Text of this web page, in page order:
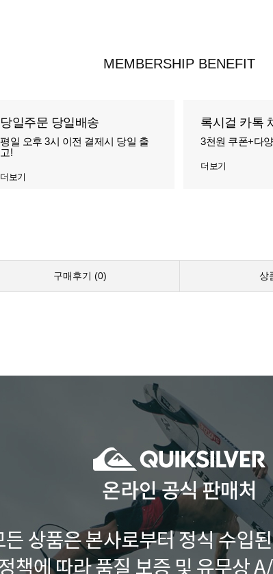
MEMBERSHIP BENEFIT
당일주문 당일배송
평일 오후 3시 이전 결제시 당일 출
고!
더보기
록시걸 카톡
3천원 쿠폰+다
더보기
구매후기 (0) 상